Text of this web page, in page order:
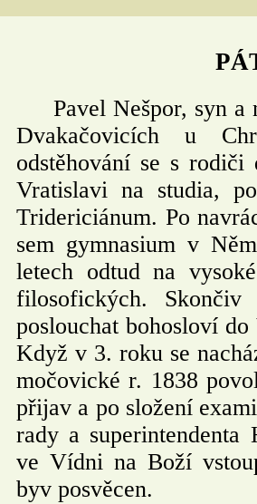
Pavel Nešpor, syn a
Dvakačovicích u
odstěhování se s
Vratislavi na studia,
Tridericiánum. Po
sem gymnasium v
letech odtud na
filosofických.
poslouchat bohosloví
Když v 3. roku se
močovické r. 1838
přijav a po složení
rady a superintendenta
ve Vídni na Boží
byv posvěcen.